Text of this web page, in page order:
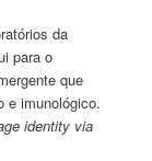
da
para o
que
e imunológico.
identity via